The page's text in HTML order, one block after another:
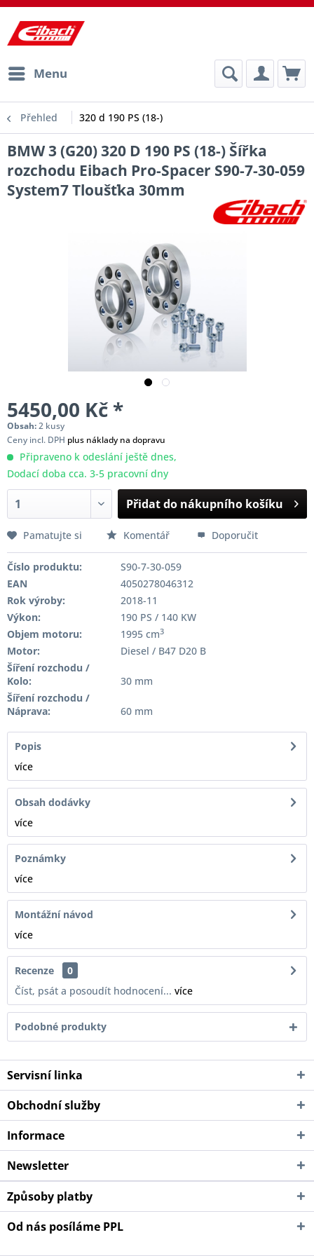
Menu
Přehled 320 d 190 PS (18-)
BMW 3 (G20) 320 D 190 PS (18-) Šířka
rozchodu Eibach Pro-Spacer S90-7-30-059
System7 Tloušťka 30mm
5450,00 Kč *
Obsah:2 kusy
Ceny incl. DPH plus náklady na dopravu
Připraveno k odeslání ještě dnes,
Dodací doba cca. 3-5 pracovní dny
Přidat do nákupního košíku
Pamatujte si Komentář Doporučit
Číslo produktu:
S90-7-30-059
EAN
4050278046312
Rok výroby:
2018-11
Výkon:
190 PS / 140 KW
Objem motoru:
1995 cm3
Motor:
Diesel / B47 D20 B
Šíření rozchodu /
Kolo:
30 mm
Šíření rozchodu /
Náprava:
60 mm
Popis
více
Obsah dodávky
více
Poznámky
více
Montážní návod
více
Recenze
0
Číst, psát a posoudít hodnocení... více
Podobné produkty
Servisní linka
Obchodní služby
Informace
Newsletter
Způsoby platby
Od nás posíláme PPL